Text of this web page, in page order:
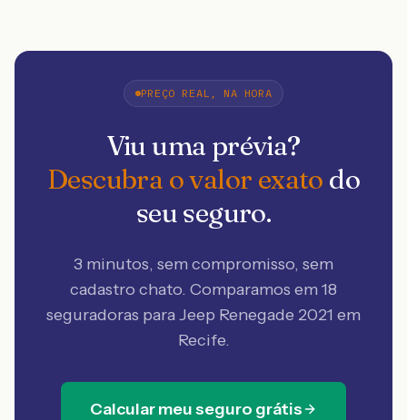
PREÇO REAL, NA HORA
Viu uma prévia?
Descubra o valor exato do
seu seguro.
3 minutos, sem compromisso, sem
cadastro chato. Comparamos em 18
seguradoras para Jeep Renegade 2021 em
Recife.
Calcular meu seguro grátis